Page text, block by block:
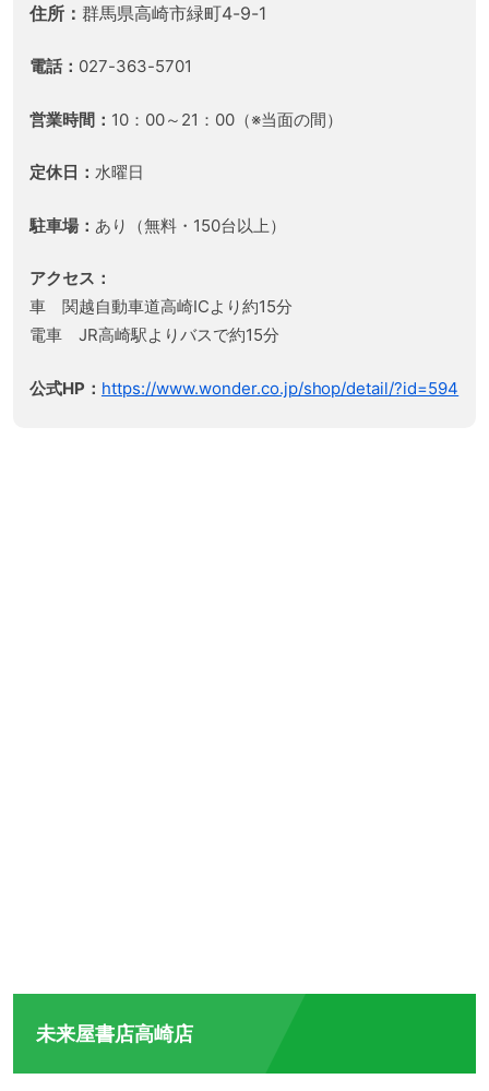
住所： 群馬県高崎市緑町4-9-1
電話： 027-363-5701
営業時間： 10：00～21：00（※当面の間）
定休日： 水曜日
駐車場： あり（無料・150台以上）
アクセス：
車 関越自動車道高崎ICより約15分
電車 JR高崎駅よりバスで約15分
公式HP： https://www.wonder.co.jp/shop/detail/?id=594
未来屋書店高崎店